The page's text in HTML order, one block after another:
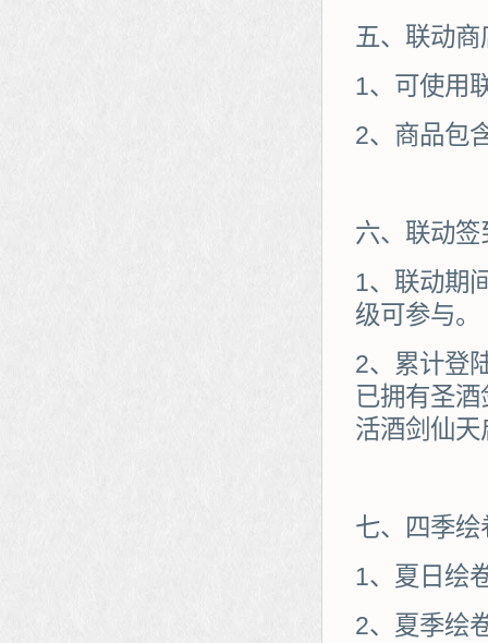
五、联动商
1、可使用
2、商品包
六、联动签
1、联动期
级可参与。
2、累计登
已拥有圣
活酒剑仙天
七、四季
1、夏日绘
2、夏季绘